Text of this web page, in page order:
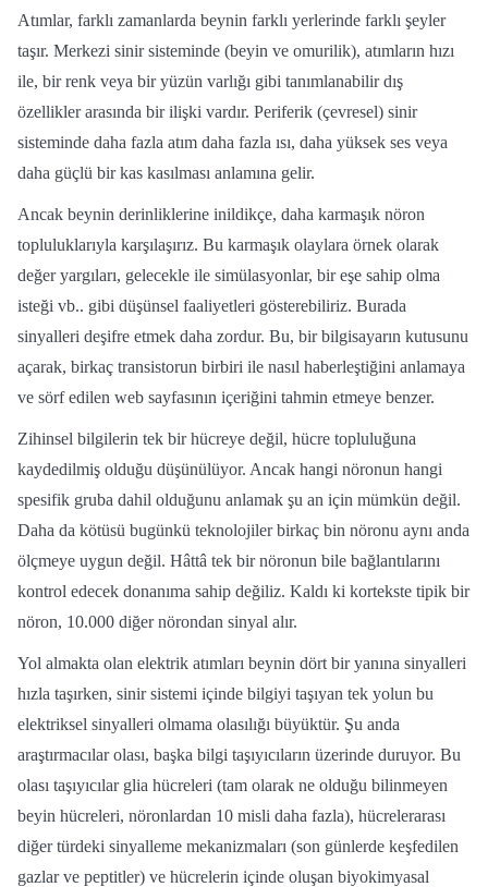
Atımlar, farklı zamanlarda beynin farklı yerlerinde farklı şeyler
taşır. Merkezi sinir sisteminde (beyin ve omurilik), atımların hızı
ile, bir renk veya bir yüzün varlığı gibi tanımlanabilir dış
özellikler arasında bir ilişki vardır. Periferik (çevresel) sinir
sisteminde daha fazla atım daha fazla ısı, daha yüksek ses veya
daha güçlü bir kas kasılması anlamına gelir.
Ancak beynin derinliklerine inildikçe, daha karmaşık nöron
topluluklarıyla karşılaşırız. Bu karmaşık olaylara örnek olarak
değer yargıları, gelecekle ile simülasyonlar, bir eşe sahip olma
isteği vb.. gibi düşünsel faaliyetleri gösterebiliriz. Burada
sinyalleri deşifre etmek daha zordur. Bu, bir bilgisayarın kutusunu
açarak, birkaç transistorun birbiri ile nasıl haberleştiğini anlamaya
ve sörf edilen web sayfasının içeriğini tahmin etmeye benzer.
Zihinsel bilgilerin tek bir hücreye değil, hücre topluluğuna
kaydedilmiş olduğu düşünülüyor. Ancak hangi nöronun hangi
spesifik gruba dahil olduğunu anlamak şu an için mümkün değil.
Daha da kötüsü bugünkü teknolojiler birkaç bin nöronu aynı anda
ölçmeye uygun değil. Hâttâ tek bir nöronun bile bağlantılarını
kontrol edecek donanıma sahip değiliz. Kaldı ki kortekste tipik bir
nöron, 10.000 diğer nörondan sinyal alır.
Yol almakta olan elektrik atımları beynin dört bir yanına sinyalleri
hızla taşırken, sinir sistemi içinde bilgiyi taşıyan tek yolun bu
elektriksel sinyalleri olmama olasılığı büyüktür. Şu anda
araştırmacılar olası, başka bilgi taşıyıcıların üzerinde duruyor. Bu
olası taşıyıcılar glia hücreleri (tam olarak ne olduğu bilinmeyen
beyin hücreleri, nöronlardan 10 misli daha fazla), hücrelerarası
diğer türdeki sinyalleme mekanizmaları (son günlerde keşfedilen
gazlar ve peptitler) ve hücrelerin içinde oluşan biyokimyasal